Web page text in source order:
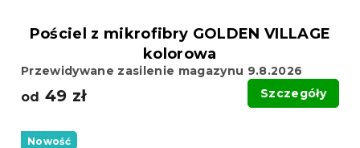
Pościel z mikrofibry GOLDEN VILLAGE
kolorowa
Przewidywane zasilenie magazynu 9.8.2026
od 49 zł Szczegóły
Nowość